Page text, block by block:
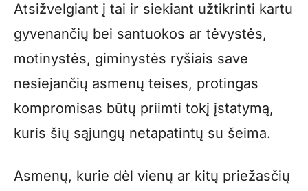
Atsižvelgiant į tai ir siekiant užtikrinti kartu
gyvenančių bei santuokos ar tėvystės,
motinystės, giminystės ryšiais save
nesiejančių asmenų teises, protingas
kompromisas būtų priimti tokį įstatymą,
kuris šių sąjungų netapatintų su šeima.
Asmenų, kurie dėl vienų ar kitų priežasčių